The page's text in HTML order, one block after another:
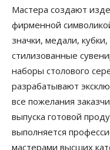
Мастера создают
фирменной
значки, медали,
стилизованные
наборы столового
разрабатывают
все пожелания
выпуска готовой
выполняется
мастерами высших